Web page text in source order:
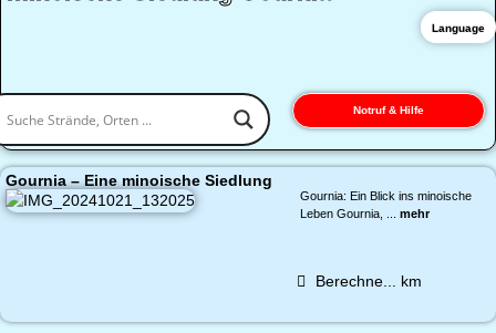
Notruf & Hilfe
Gournia – Eine minoische Siedlung
Gournia: Ein Blick ins minoische
Leben Gournia, ... mehr
Berechne... km
Language